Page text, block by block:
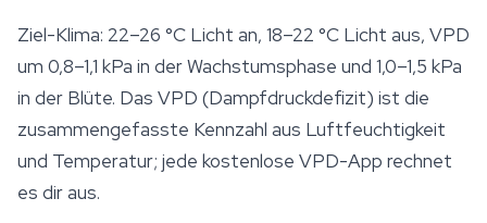
Ziel-Klima: 22–26 °C Licht an, 18–22 °C Licht aus, VPD
um 0,8–1,1 kPa in der Wachstumsphase und 1,0–1,5 kPa
in der Blüte. Das VPD (Dampfdruckdefizit) ist die
zusammengefasste Kennzahl aus Luftfeuchtigkeit
und Temperatur; jede kostenlose VPD-App rechnet
es dir aus.